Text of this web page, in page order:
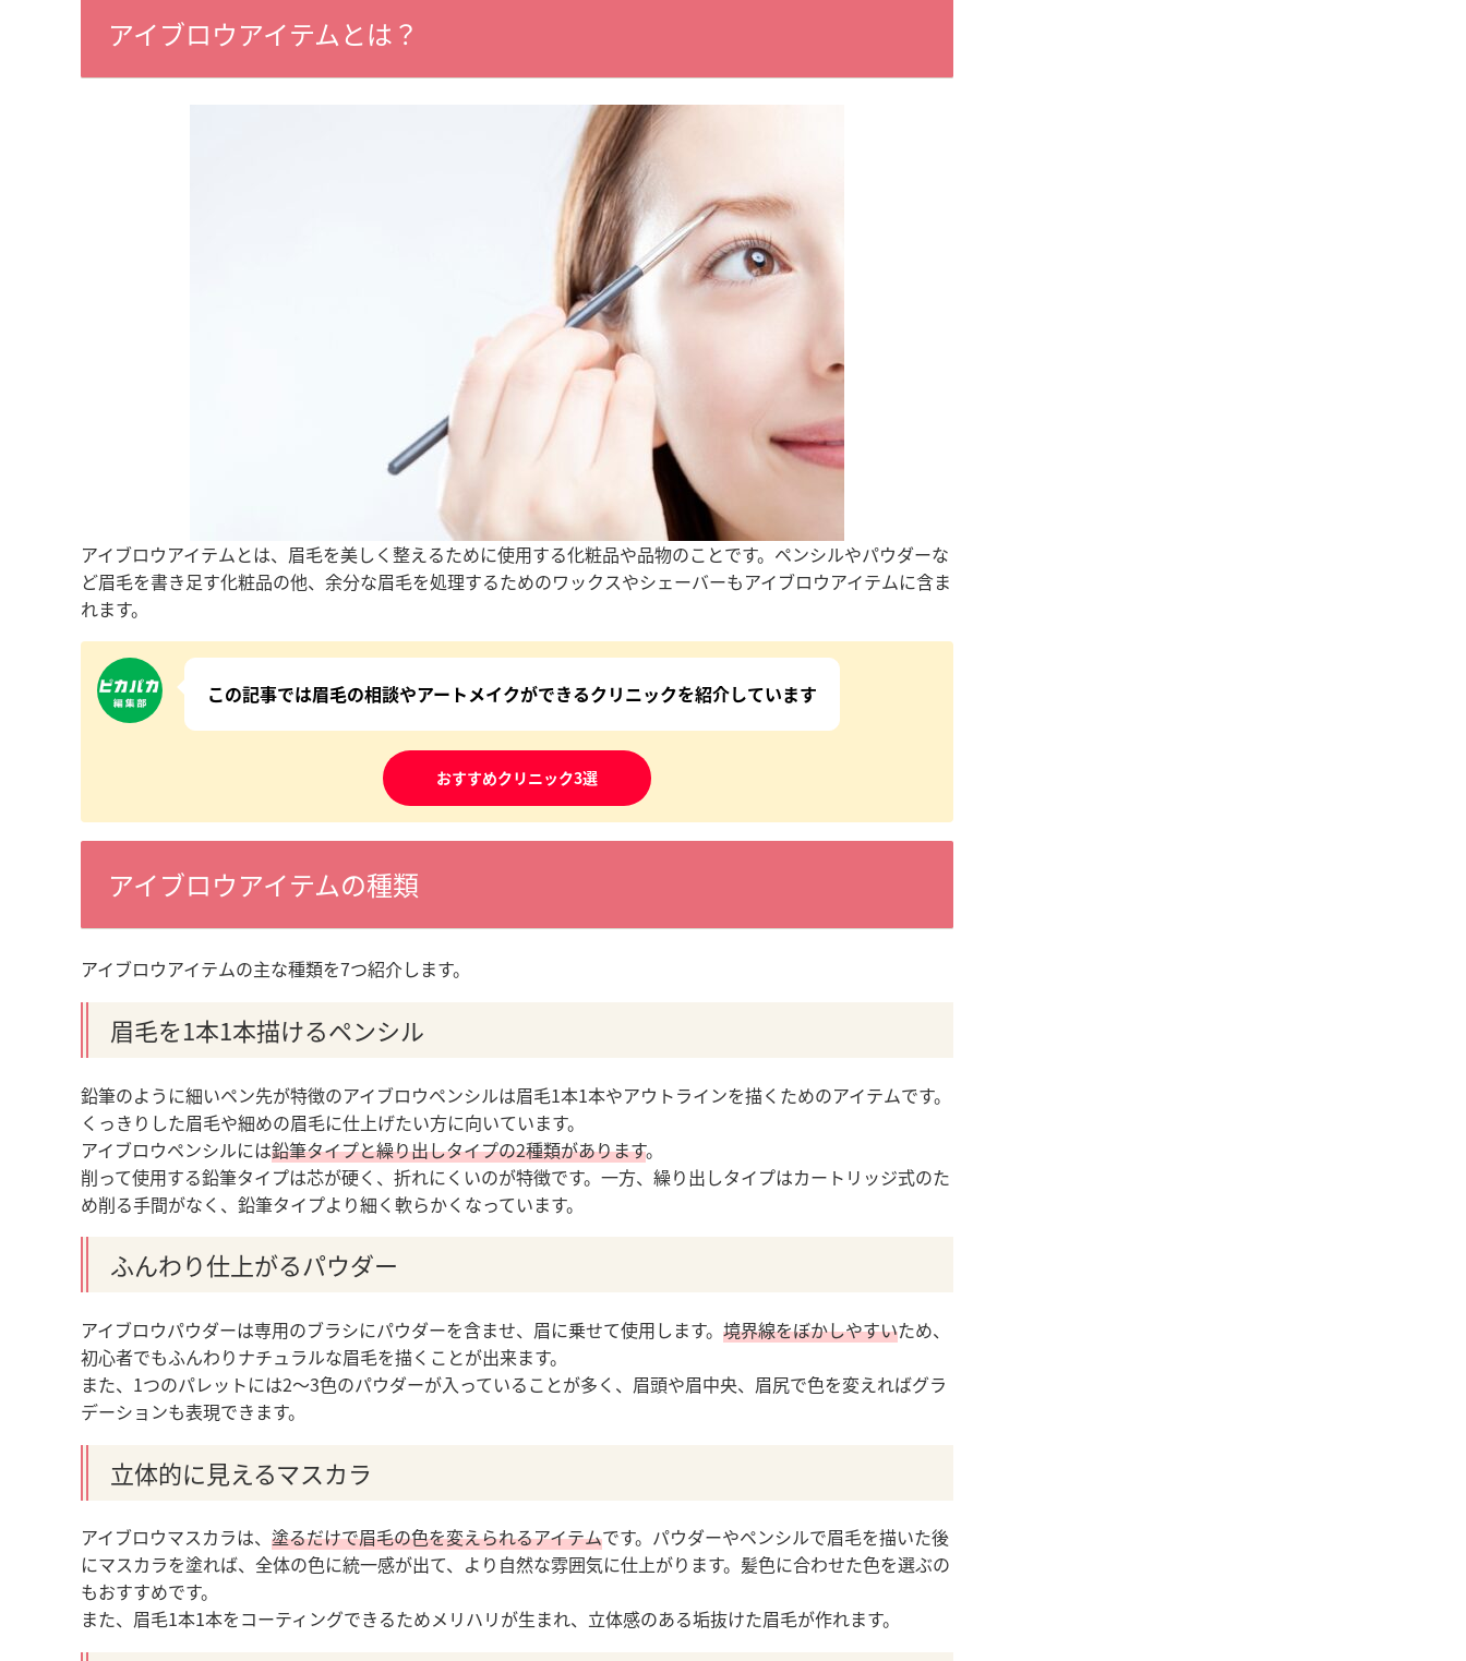
アイブロウアイテムとは？
アイブロウアイテムとは、眉毛を美しく整えるために使用する化粧品や品物のことです。ペンシルやパウダーな
ど眉毛を書き足す化粧品の他、余分な眉毛を処理するためのワックスやシェーバーもアイブロウアイテムに含ま
れます。
この記事では眉毛の相談やアートメイクができるクリニックを紹介しています
おすすめクリニック3選
アイブロウアイテムの種類
アイブロウアイテムの主な種類を7つ紹介します。
眉毛を1本1本描けるペンシル
鉛筆のように細いペン先が特徴のアイブロウペンシルは眉毛1本1本やアウトラインを描くためのアイテムです。
くっきりした眉毛や細めの眉毛に仕上げたい方に向いています。
アイブロウペンシルには鉛筆タイプと繰り出しタイプの2種類があります。
削って使用する鉛筆タイプは芯が硬く、折れにくいのが特徴です。一方、繰り出しタイプはカートリッジ式のた
め削る手間がなく、鉛筆タイプより細く軟らかくなっています。
ふんわり仕上がるパウダー
アイブロウパウダーは専用のブラシにパウダーを含ませ、眉に乗せて使用します。 境界線をぼかしやすいため、
初心者でもふんわりナチュラルな眉毛を描くことが出来ます。
また、1つのパレットには2～3色のパウダーが入っていることが多く、眉頭や眉中央、眉尻で色を変えればグラ
デーションも表現できます。
立体的に見えるマスカラ
アイブロウマスカラは、 塗るだけで眉毛の色を変えられるアイテムです。パウダーやペンシルで眉毛を描いた後
にマスカラを塗れば、全体の色に統一感が出て、より自然な雰囲気に仕上がります。髪色に合わせた色を選ぶの
もおすすめです。
また、眉毛1本1本をコーティングできるためメリハリが生まれ、立体感のある垢抜けた眉毛が作れます。